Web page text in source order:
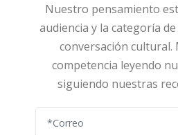
Nuestro pensamiento
audiencia y la categoría
conversación
competencia leyendo
siguiendo nuestras